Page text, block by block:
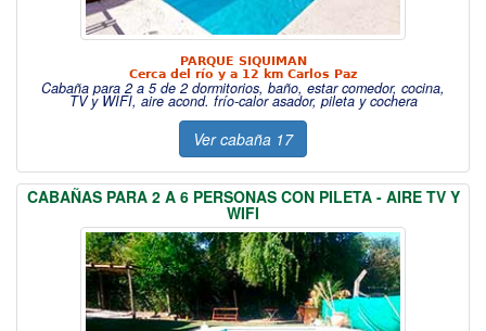
PARQUE SIQUIMAN
Cerca del río y a 12 km Carlos Paz
Cabaña para 2 a 5 de 2 dormitorios, baño, estar comedor, cocina,
TV y WIFI, aire acond. frío-calor asador, pileta y cochera
Ver cabaña 17
CABAÑAS PARA 2 A 6 PERSONAS CON PILETA - AIRE TV Y
WIFI